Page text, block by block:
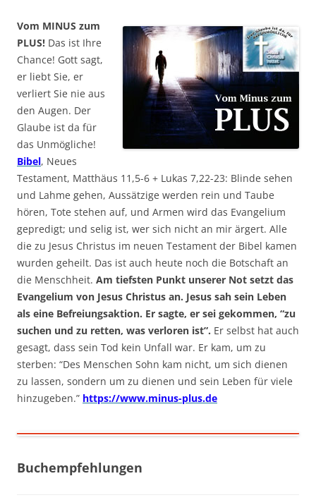
Vom MINUS zum
PLUS! Das ist Ihre
Chance! Gott sagt,
er liebt Sie, er
verliert Sie nie aus
den Augen. Der
Glaube ist da für
das Unmögliche!
Bibel, Neues
Testament, Matthäus 11,5-6 + Lukas 7,22-23: Blinde sehen
und Lahme gehen, Aussätzige werden rein und Taube
hören, Tote stehen auf, und Armen wird das Evangelium
gepredigt; und selig ist, wer sich nicht an mir ärgert. Alle
die zu Jesus Christus im neuen Testament der Bibel kamen
wurden geheilt. Das ist auch heute noch die Botschaft an
die Menschheit. Am tiefsten Punkt unserer Not setzt das
Evangelium von Jesus Christus an. Jesus sah sein Leben
als eine Befreiungsaktion. Er sagte, er sei gekommen, “zu
suchen und zu retten, was verloren ist”. Er selbst hat auch
gesagt, dass sein Tod kein Unfall war. Er kam, um zu
sterben: “Des Menschen Sohn kam nicht, um sich dienen
zu lassen, sondern um zu dienen und sein Leben für viele
hinzugeben.” https://www.minus-plus.de
Buchempfehlungen